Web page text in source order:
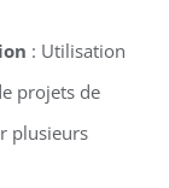
: Utilisation
projets de
plusieurs